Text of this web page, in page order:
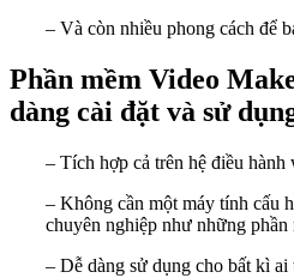
– Và còn nhiều phong cách để
Phần mềm Video
dàng cài đặt và sử
– Tích hợp cả trên hệ điều
– Không cần một máy tính cấu
chuyên nghiệp như những phần
– Dễ dàng sử dụng cho bất kì